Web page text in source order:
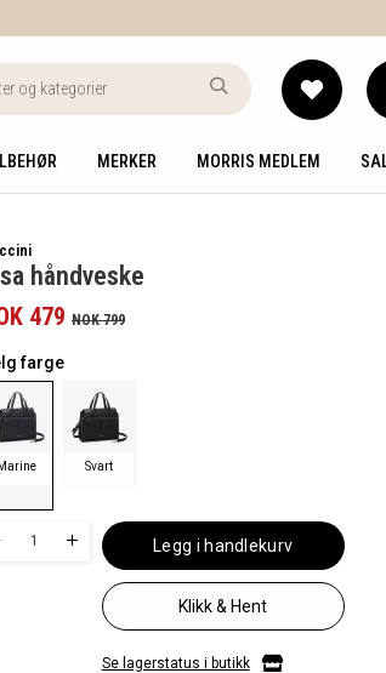
MERKER MORRIS MEDLEM
håndveske
479 NOK 799
farge
Marine Svart
1 Legg i handlekurv
Klikk & Hent
Se lagerstatus i butikk